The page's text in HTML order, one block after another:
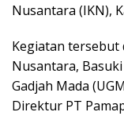
Nusantara (IKN),
Kegiatan tersebut
Nusantara,
Gadjah Mada
Direktur PT